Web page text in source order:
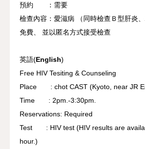
預約 ：需要
檢查內容：愛滋病 （同時檢查Ｂ型肝炎、
免費、 並以匿名方式接受檢查
英語(English)
Free HIV Tesiting & Counseling
Place : chot CAST (Kyoto, near JR
Time : 2pm.-3:30pm.
Reservations: Required
Test : HIV test (HIV results are
hour.)